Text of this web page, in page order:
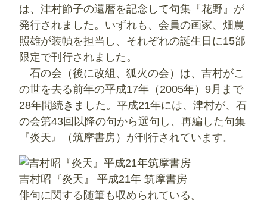
は、津村節子の還暦を記念して句集『花野』が
発行されました。いずれも、会員の画家、畑農
照雄が装幀を担当し、それぞれの誕生日に15部
限定で刊行されました。
石の会（後に改組、狐火の会）は、吉村がこ
の世を去る前年の平成17年（2005年）9月まで
28年間続きました。平成21年には、津村が、石
の会第43回以降の句から選句し、再編した句集
『炎天』（筑摩書房）が刊行されています。
吉村昭『炎天』 平成21年 筑摩書房
俳句に関する随筆も収められている。